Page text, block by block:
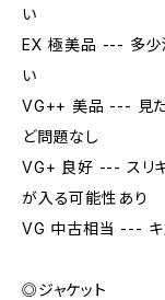
い
EX 極美品 --- 多少
い
VG++ 美品 --- 見た
ど問題なし
VG+ 良好 --- スリ
が入る可能性あり
VG 中古相当 --- キ
◎ジャケット